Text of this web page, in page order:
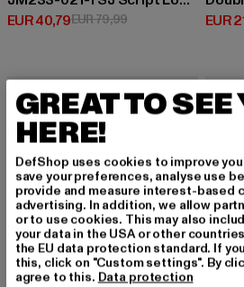
EUR 40,79
Huidige prijs: EUR 40,79
EUR 79,99Actieprijs: EUR 79,99
EUR
-35%
GREAT TO SEE
HERE!
DefShop uses cookies to improve
save your preferences, analyse use
provide and measure interest-based
advertising. In addition, we allow
or to use cookies. This may also
your data in the USA or other
the EU data protection standard. If
this, click on "Custom settings". By
agree to this. Data protection